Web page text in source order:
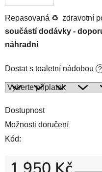
Repasovaná ♻️ zdravotní
součástí dodávky -
náhradní
Dostat s toaletní nádobou ?
Dostupnost
Možnosti doručení
Kód: